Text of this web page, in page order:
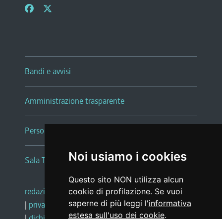
Noi usiamo i cookies
Questo sito NON utilizza alcun
cookie di profilazione. Se vuoi
saperne di più leggi l'informativa
estesa sull'uso dei cookie.
Bandi e avvisi
Amministrazione trasparente
Persone e Uffici
Sala Tiziano Tessitori
redazione web |note legali |glossario
| privacy
social media policy